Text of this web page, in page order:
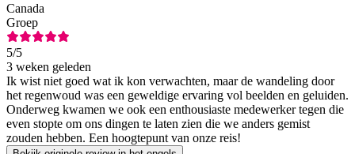
Canada
Groep
5/5
3 weken geleden
Ik wist niet goed wat ik kon verwachten, maar de wandeling door
het regenwoud was een geweldige ervaring vol beelden en geluiden.
Onderweg kwamen we ook een enthousiaste medewerker tegen die
even stopte om ons dingen te laten zien die we anders gemist
zouden hebben. Een hoogtepunt van onze reis!